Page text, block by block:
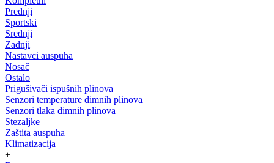
Prednji
Sportski
Srednji
Zadnji
Nastavci auspuha
Nosač
Ostalo
Prigušivači ispušnih plinova
Senzori temperature dimnih plinova
Senzori tlaka dimnih plinova
Stezaljke
Zaštita auspuha
Klimatizacija
+